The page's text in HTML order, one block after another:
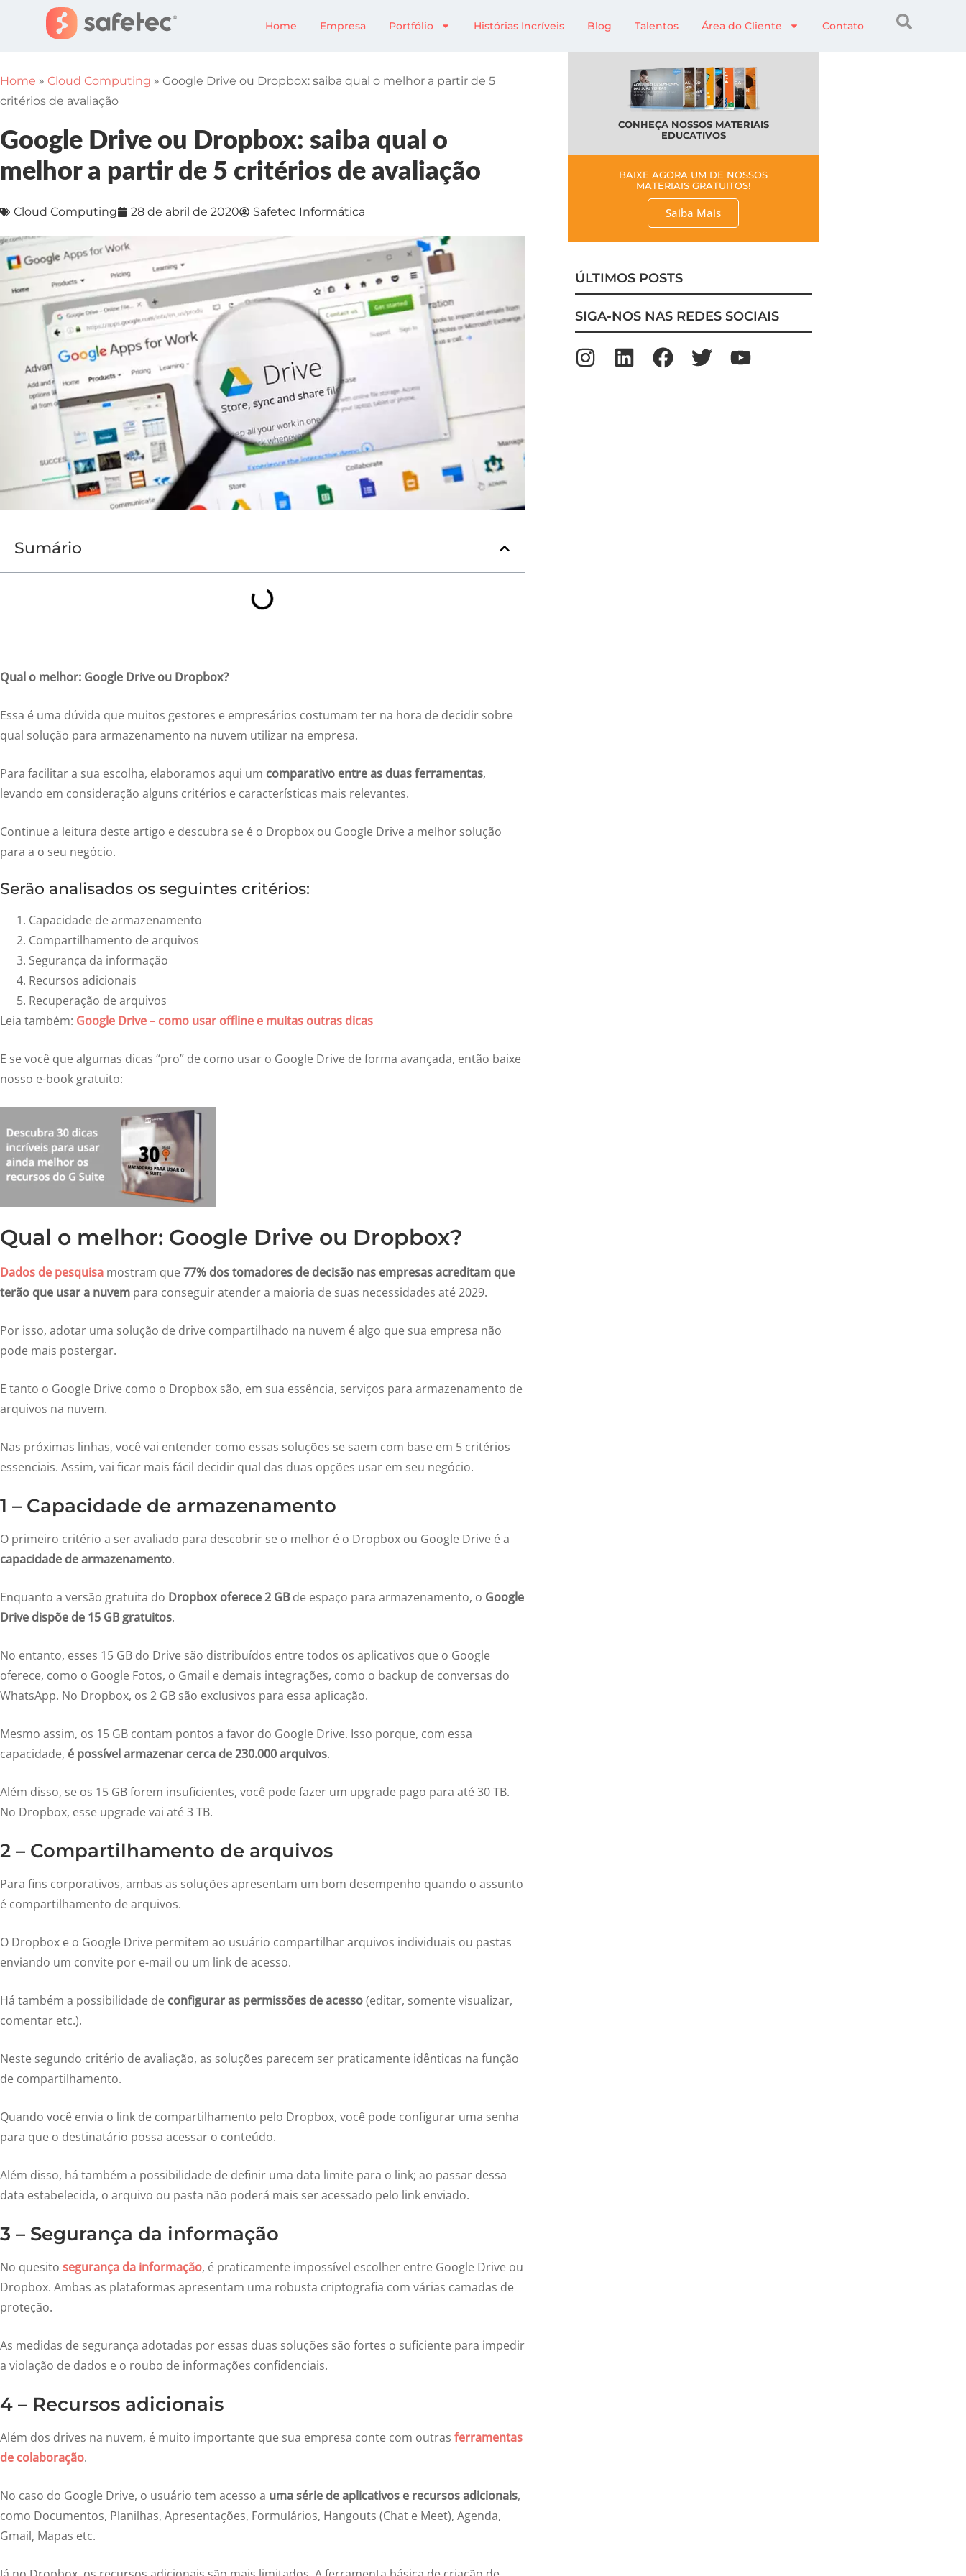
Home Empresa Portfólio Histórias Incríveis Blog Talentos Área do Cliente Contato
Home » Cloud Computing » Google Drive ou Dropbox: saiba qual o melhor a partir de 5
critérios de avaliação
Google Drive ou Dropbox: saiba qual o
melhor a partir de 5 critérios de avaliação
Cloud Computing 28 de abril de 2020 Safetec Informática
Sumário
Qual o melhor: Google Drive ou Dropbox?
Essa é uma dúvida que muitos gestores e empresários costumam ter na hora de decidir sobre
qual solução para armazenamento na nuvem utilizar na empresa.
Para facilitar a sua escolha, elaboramos aqui um comparativo entre as duas ferramentas,
levando em consideração alguns critérios e características mais relevantes.
Continue a leitura deste artigo e descubra se é o Dropbox ou Google Drive a melhor solução
para a o seu negócio.
Serão analisados os seguintes critérios:
Capacidade de armazenamento
Compartilhamento de arquivos
Segurança da informação
Recursos adicionais
Recuperação de arquivos
Leia também: Google Drive – como usar offline e muitas outras dicas
E se você que algumas dicas “pro” de como usar o Google Drive de forma avançada, então baixe
nosso e-book gratuito:
Qual o melhor: Google Drive ou Dropbox?
Dados de pesquisa mostram que77% dos tomadores de decisão nas empresas acreditam que
terão que usar a nuvem para conseguir atender a maioria de suas necessidades até 2029.
Por isso, adotar uma solução de drive compartilhado na nuvem é algo que sua empresa não
pode mais postergar.
E tanto o Google Drive como o Dropbox são, em sua essência, serviços para armazenamento de
arquivos na nuvem.
Nas próximas linhas, você vai entender como essas soluções se saem com base em 5 critérios
essenciais. Assim, vai ficar mais fácil decidir qual das duas opções usar em seu negócio.
1 – Capacidade de armazenamento
O primeiro critério a ser avaliado para descobrir se o melhor é o Dropbox ou Google Drive é a
capacidade de armazenamento.
Enquanto a versão gratuita do Dropbox oferece 2 GBde espaço para armazenamento, o Google
Drive dispõe de 15 GB gratuitos.
No entanto, esses 15 GB do Drive são distribuídos entre todos os aplicativos que o Google
oferece, como o Google Fotos, o Gmail e demais integrações, como o backup de conversas do
WhatsApp. No Dropbox, os 2 GB são exclusivos para essa aplicação.
Mesmo assim, os 15 GB contam pontos a favor do Google Drive. Isso porque, com essa
capacidade, é possível armazenar cerca de 230.000 arquivos.
Além disso, se os 15 GB forem insuficientes, você pode fazer um upgrade pago para até 30 TB.
No Dropbox, esse upgrade vai até 3 TB.
2 – Compartilhamento de arquivos
Para fins corporativos, ambas as soluções apresentam um bom desempenho quando o assunto
é compartilhamento de arquivos.
O Dropbox e o Google Drive permitem ao usuário compartilhar arquivos individuais ou pastas
enviando um convite por e-mail ou um link de acesso.
Há também a possibilidade de configurar as permissões de acesso(editar, somente visualizar,
comentar etc.).
Neste segundo critério de avaliação, as soluções parecem ser praticamente idênticas na função
de compartilhamento.
Quando você envia o link de compartilhamento pelo Dropbox, você pode configurar uma senha
para que o destinatário possa acessar o conteúdo.
Além disso, há também a possibilidade de definir uma data limite para o link; ao passar dessa
data estabelecida, o arquivo ou pasta não poderá mais ser acessado pelo link enviado.
3 – Segurança da informação
No quesito segurança da informação, é praticamente impossível escolher entre Google Drive ou
Dropbox. Ambas as plataformas apresentam uma robusta criptografia com várias camadas de
proteção.
As medidas de segurança adotadas por essas duas soluções são fortes o suficiente para impedir
a violação de dados e o roubo de informações confidenciais.
4 – Recursos adicionais
Além dos drives na nuvem, é muito importante que sua empresa conte com outras ferramentas
de colaboração.
No caso do Google Drive, o usuário tem acesso a uma série de aplicativos e recursos adicionais,
como Documentos, Planilhas, Apresentações, Formulários, Hangouts (Chat e Meet), Agenda,
Gmail, Mapas etc.
CONHEÇA NOSSOS MATERIAIS
EDUCATIVOS
BAIXE AGORA UM DE NOSSOS
MATERIAIS GRATUITOS!
Saiba Mais
ÚLTIMOS POSTS
SIGA-NOS NAS REDES SOCIAIS